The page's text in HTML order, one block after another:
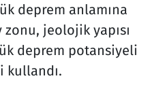
deprem anlamına
jeolojik yapısı
deprem potansiyeli
kullandı.